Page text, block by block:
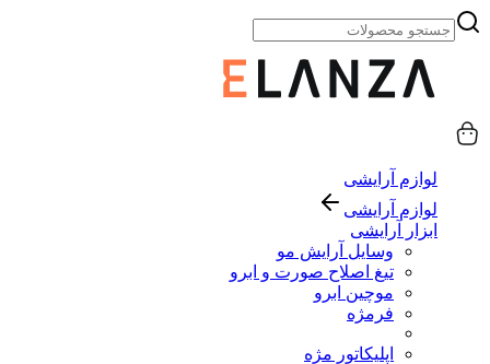
لوازم آرایشی
لوازم آرایشی
ابزار آرایشی
وسایل آرایش مو
تیغ اصلاح صورت و ابرو
موچین ابرو
فرمژه
اپلیکاتور مژه